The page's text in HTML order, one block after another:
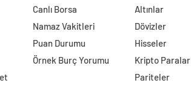
Canlı Borsa
Namaz Vakitleri
Puan Durumu
Örnek Burç Yorumu
Altınlar
Dövizler
Hisseler
Kripto Paralar
Pariteler